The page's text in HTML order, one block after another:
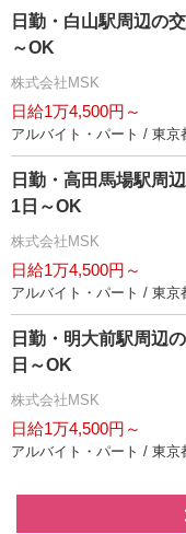
日勤・白山駅周辺の
～OK
株式会社MSK
日給1万4,500円～
アルバイト・パート / 東京
日勤・高田馬場駅周
1日～OK
株式会社MSK
日給1万4,500円～
アルバイト・パート / 東京
日勤・明大前駅周辺
日～OK
株式会社MSK
日給1万4,500円～
アルバイト・パート / 東京